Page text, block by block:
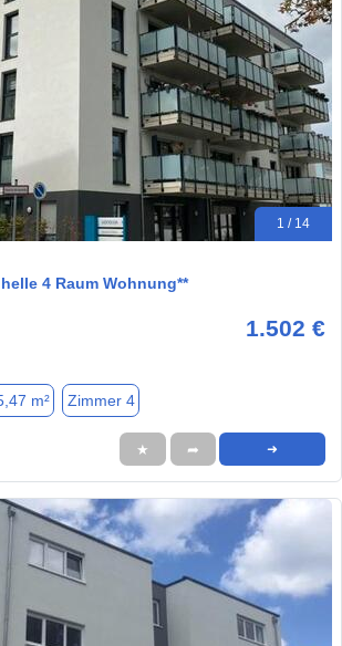
1 / 14
4 Raum Wohnung**
1.502 €
m² Zimmer 4
★ ➦ ➜